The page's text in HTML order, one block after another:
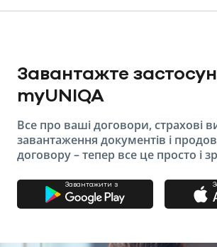
Завантажте
myUNIQA
Все про ваші договори, страхові
завантаження документів і
договору – тепер все це просто і
Завантажити з